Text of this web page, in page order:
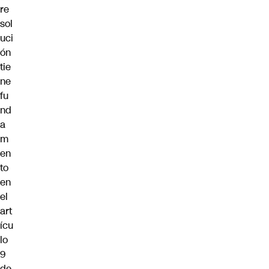
re
sol
uci
ón
tie
ne
fu
nd
a
m
en
to
en
el
art
ícu
lo
9